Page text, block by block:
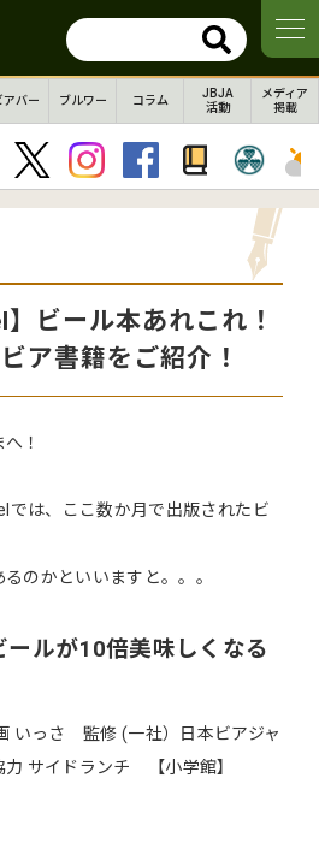
アバー ブルワー コラム
JBJA
活動
メディア
掲載
】ビール本あれこれ！
ア書籍をご紹介！
！
では、ここ数か月で出版されたビ
のかといいますと。。。
ールが10倍美味しくなる
いっさ 監修 (一社）日本ビアジャ
サイドランチ 【小学館】